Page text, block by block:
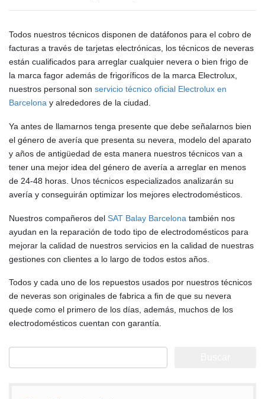
Todos nuestros técnicos disponen de datáfonos para el cobro de
facturas a través de tarjetas electrónicas, los técnicos de neveras
están cualificados para arreglar cualquier nevera o bien frigo de
la marca fagor además de frigoríficos de la marca Electrolux,
nuestros personal son servicio técnico oficial Electrolux en
Barcelona y alrededores de la ciudad.
Ya antes de llamarnos tenga presente que debe señalarnos bien
el género de avería que presenta su nevera, modelo del aparato
y años de antigüedad de esta manera nuestros técnicos van a
tener una mejor idea del género de avería a arreglar en menos
de 24-48 horas. Unos técnicos especializados analizarán su
avería y conseguirán optimizar los mejores electrodomésticos.
Nuestros compañeros del SAT Balay Barcelona también nos
ayudan en la reparación de todo tipo de electrodomésticos para
mejorar la calidad de nuestros servicios en la calidad de nuestras
gestiones con clientes a lo largo de todos estos años.
Todos y cada uno de los repuestos usados por nuestros técnicos
de neveras son originales de fabrica a fin de que su nevera
quede como el primero de los días, además, muchos de los
electrodomésticos cuentan con garantía.